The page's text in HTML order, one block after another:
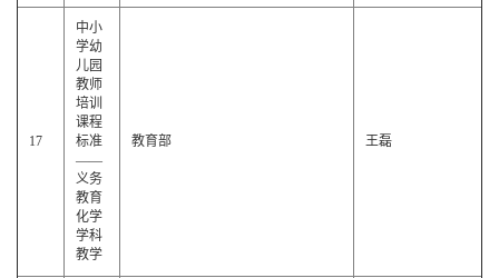
17
中小
学幼
儿园
教师
培训
课程
标准
——
义务
教育
化学
学科
教学
教育部 王磊